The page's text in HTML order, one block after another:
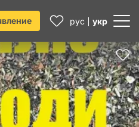
рус укр